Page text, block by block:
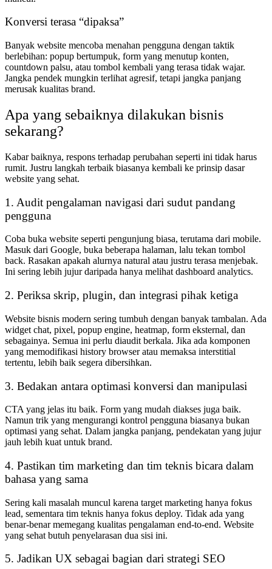
Konversi terasa “dipaksa”
Banyak website mencoba menahan pengguna dengan taktik
berlebihan: popup bertumpuk, form yang menutup konten,
countdown palsu, atau tombol kembali yang terasa tidak wajar.
Jangka pendek mungkin terlihat agresif, tetapi jangka panjang
merusak kualitas brand.
Apa yang sebaiknya dilakukan bisnis
sekarang?
Kabar baiknya, respons terhadap perubahan seperti ini tidak harus
rumit. Justru langkah terbaik biasanya kembali ke prinsip dasar
website yang sehat.
1. Audit pengalaman navigasi dari sudut pandang
pengguna
Coba buka website seperti pengunjung biasa, terutama dari mobile.
Masuk dari Google, buka beberapa halaman, lalu tekan tombol
back. Rasakan apakah alurnya natural atau justru terasa menjebak.
Ini sering lebih jujur daripada hanya melihat dashboard analytics.
2. Periksa skrip, plugin, dan integrasi pihak ketiga
Website bisnis modern sering tumbuh dengan banyak tambalan. Ada
widget chat, pixel, popup engine, heatmap, form eksternal, dan
sebagainya. Semua ini perlu diaudit berkala. Jika ada komponen
yang memodifikasi history browser atau memaksa interstitial
tertentu, lebih baik segera dibersihkan.
3. Bedakan antara optimasi konversi dan manipulasi
CTA yang jelas itu baik. Form yang mudah diakses juga baik.
Namun trik yang mengurangi kontrol pengguna biasanya bukan
optimasi yang sehat. Dalam jangka panjang, pendekatan yang jujur
jauh lebih kuat untuk brand.
4. Pastikan tim marketing dan tim teknis bicara dalam
bahasa yang sama
Sering kali masalah muncul karena target marketing hanya fokus
lead, sementara tim teknis hanya fokus deploy. Tidak ada yang
benar-benar memegang kualitas pengalaman end-to-end. Website
yang sehat butuh penyelarasan dua sisi ini.
5. Jadikan UX sebagai bagian dari strategi SEO